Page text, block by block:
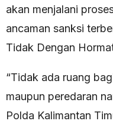
akan menjalani
ancaman sanksi
Tidak Dengan
“Tidak ada ruang
maupun peredaran
Polda Kalimantan